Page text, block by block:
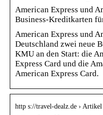
American Express und
Business-Kreditkarten
American Express und
Deutschland zwei neue
KMU an den Start: die
Express Card und die
American Express Card.
http s://travel-dealz.de › Artikel